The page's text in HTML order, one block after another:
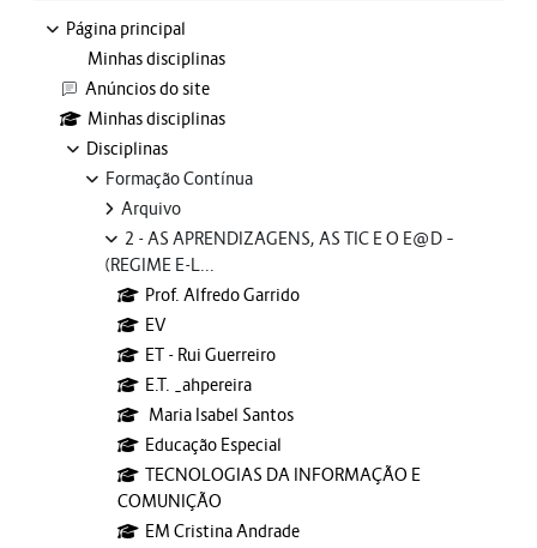
Página principal
Minhas disciplinas
Anúncios do site
Minhas disciplinas
Disciplinas
Formação Contínua
Arquivo
2 - AS APRENDIZAGENS, AS TIC E O E@D –
(REGIME E-L...
Prof. Alfredo Garrido
EV
ET - Rui Guerreiro
E.T. _ahpereira
Maria Isabel Santos
Educação Especial
TECNOLOGIAS DA INFORMAÇÃO E
COMUNIÇÃO
EM Cristina Andrade